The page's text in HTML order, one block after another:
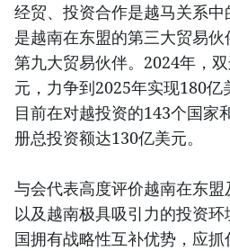
经贸、投资合作是越马关系
是越南在东盟的第三大贸易
第九大贸易伙伴。2024年，
元，力争到2025年实现180亿
目前在对越投资的143个国家
册总投资额达130亿美元。
与会代表高度评价越南在东盟
以及越南极具吸引力的投资
国拥有战略性互补优势，应